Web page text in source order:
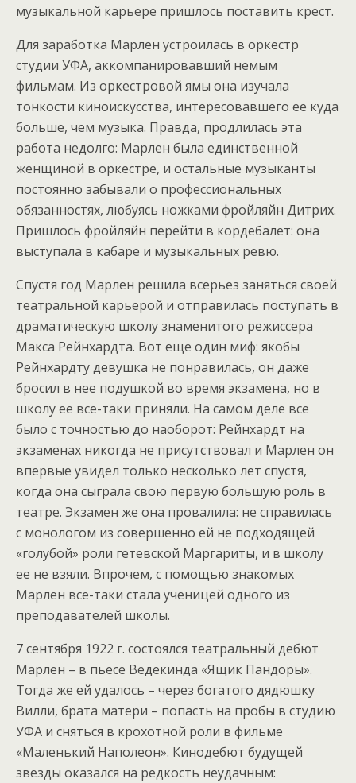
музыкальной карьере пришлось поставить крест.
Для заработка Марлен устроилась в оркестр
студии УФА, аккомпанировавший немым
фильмам. Из оркестровой ямы она изучала
тонкости киноискусства, интересовавшего ее куда
больше, чем музыка. Правда, продлилась эта
работа недолго: Марлен была единственной
женщиной в оркестре, и остальные музыканты
постоянно забывали о профессиональных
обязанностях, любуясь ножками фройляйн Дитрих.
Пришлось фройляйн перейти в кордебалет: она
выступала в кабаре и музыкальных ревю.
Спустя год Марлен решила всерьез заняться своей
театральной карьерой и отправилась поступать в
драматическую школу знаменитого режиссера
Макса Рейнхардта. Вот еще один миф: якобы
Рейнхардту девушка не понравилась, он даже
бросил в нее подушкой во время экзамена, но в
школу ее все-таки приняли. На самом деле все
было с точностью до наоборот: Рейнхардт на
экзаменах никогда не присутствовал и Марлен он
впервые увидел только несколько лет спустя,
когда она сыграла свою первую большую роль в
театре. Экзамен же она провалила: не справилась
с монологом из совершенно ей не подходящей
«голубой» роли гетевской Маргариты, и в школу
ее не взяли. Впрочем, с помощью знакомых
Марлен все-таки стала ученицей одного из
преподавателей школы.
7 сентября 1922 г. состоялся театральный дебют
Марлен – в пьесе Ведекинда «Ящик Пандоры».
Тогда же ей удалось – через богатого дядюшку
Вилли, брата матери – попасть на пробы в студию
УФА и сняться в крохотной роли в фильме
«Маленький Наполеон». Кинодебют будущей
звезды оказался на редкость неудачным: